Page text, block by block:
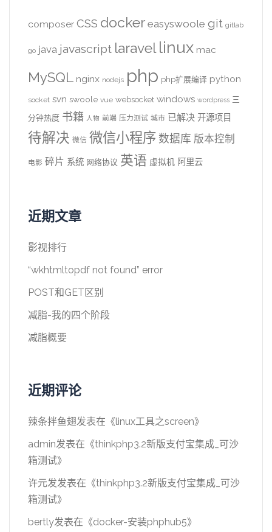
composer CSS docker easyswoole git gitlab
go java javascript laravel linux mac
MySQL nginx nodejs php php扩展编译 python
socket svn swoole vue websocket windows wordpress 三
分钟热度 书籍 人物 前端 压力测试 城市 已解决 开源项目
待解决 微信 微信小程序 数据库 版本控制
电影 碎片 系统 网络协议 英语 虚拟机 阿里云
近期文章
影视排行
“wkhtmltopdf not found” error
POST和GET区别
减脂-我的四个阶段
减脂概要
近期评论
辣条拌鱼翅发表在《linux工具之screen》
admin发表在《thinkphp3.2新版支付宝集成_可沙
箱测试》
许元发发表在《thinkphp3.2新版支付宝集成_可沙
箱测试》
bertly发表在《docker-安装phphub5》